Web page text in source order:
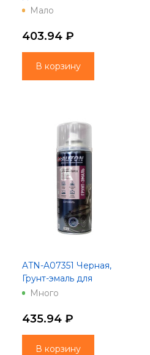
серая алкид. - Аэрозоль
Мало
403.94 ₽
В корзину
ATN-A07351 Черная,
Грунт-эмаль для
бамперов "AUTON",
Много
435.94 ₽
В корзину